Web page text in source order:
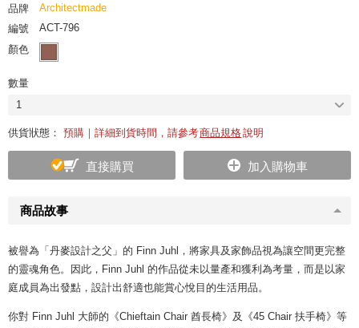
商品故事
被譽為「丹麥設計之父」的 Finn Juhl，將家具及家飾品視為讓空間更完整
的靈魂角色。因此，Finn Juhl 的作品從未以量產和獲利為考量，而是以家
庭成員為出發點，設計出舒適也能賞心悅目的生活用品。
你對 Finn Juhl 大師的《Chieftain Chair 酋長椅》及《45 Chair 扶手椅》等
品牌
Architectmade
編號
ACT-796
顏色
數量
1
供貨狀態： 預購｜詳細到貨時間，請參考商品規格說明
直接購買 加入購物車